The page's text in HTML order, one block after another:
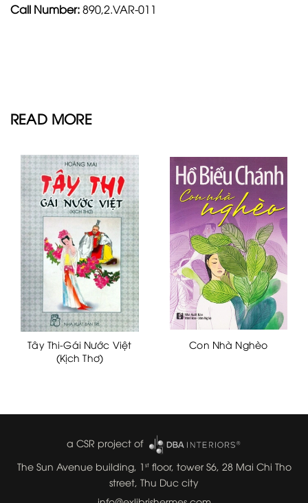
Call Number:890,2.VAR-011
READ MORE
Tây Thi-Gái Nước Việt
(Kịch Thơ)
Con Nhà Nghèo
a CSR project of
The Sun Avenue building, 1 stfloor, tower S6, 28 Mai Chi Tho
street, Thu Duc city